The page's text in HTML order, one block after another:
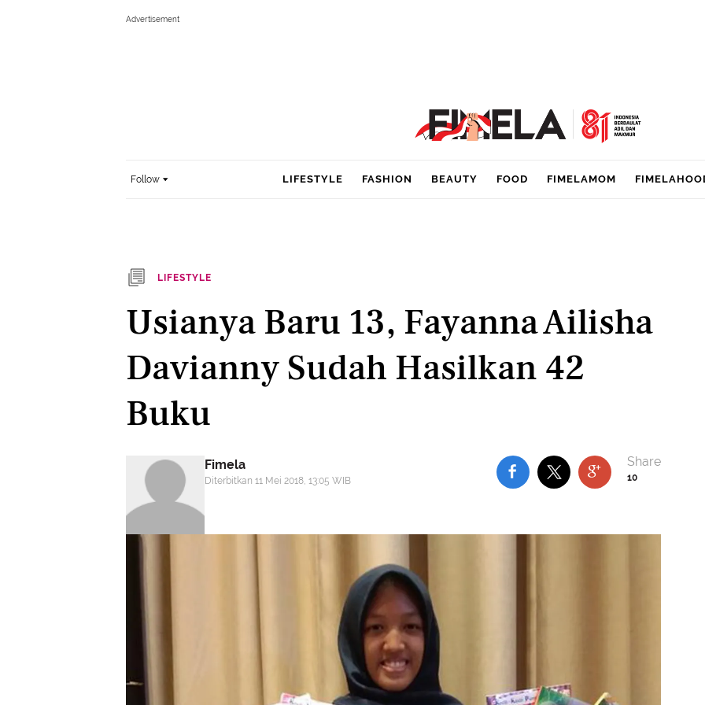
Follow LIFESTYLE FASHION BEAUTY FOOD FIMELAMOM
LIFESTYLE
Usianya Baru 13, Fayanna Ailisha
Davianny Sudah Hasilkan 42
Buku
Fimela
Diterbitkan 11 Mei 2018, 13:05 WIB 10